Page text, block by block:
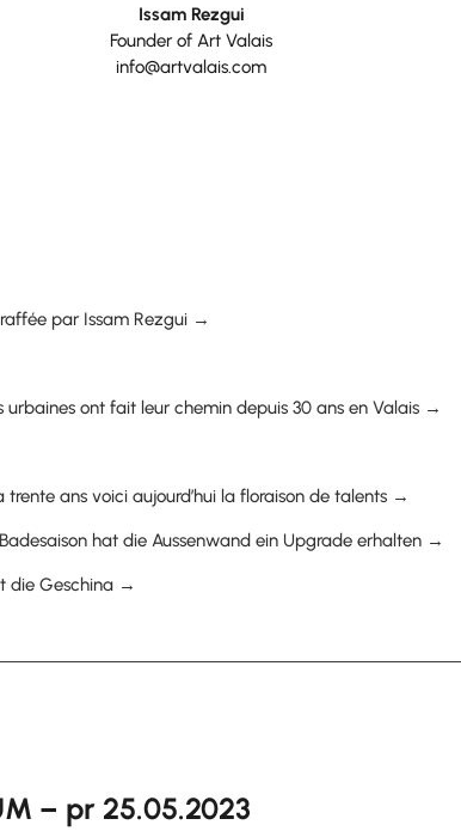
Issam Rezgui
Founder of Art Valais
info@artvalais.com
par Issam Rezgui →
urbaines ont fait leur chemin depuis 30 ans en Valais →
trente ans voici aujourd’hui la floraison de talents →
hat die Aussenwand ein Upgrade erhalten →
die Geschina →
– pr 25.05.2023